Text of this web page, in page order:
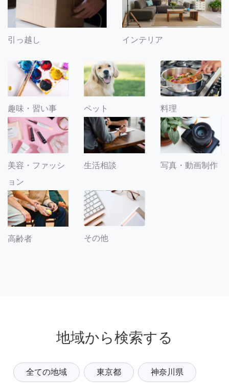
引っ越し インテリア
趣味・習い事 ペット 料理
美容・ファッシ
ョン
生活相談 写真・動画制作
高齢者 その他
地域から検索する
全ての地域 東京都 神奈川県